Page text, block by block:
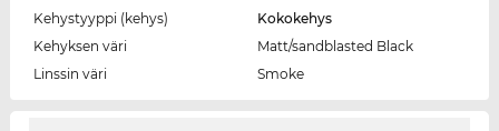
Kehystyyppi (kehys)
Kokokehys
Kehyksen väri
Matt/sandblasted Black
Linssin väri
Smoke